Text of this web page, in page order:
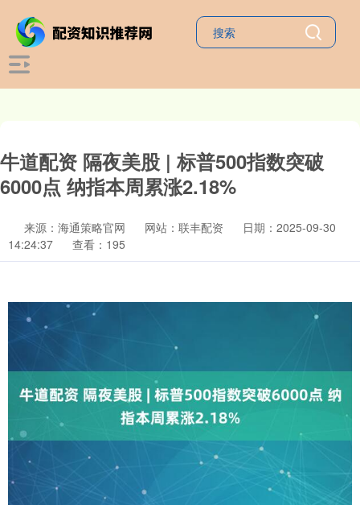
牛道配资 隔夜美股 | 标普500指数突破
6000点 纳指本周累涨2.18%
来源：海通策略官网 网站：联丰配资
日期：2025-09-30
14:24:37
查看：195